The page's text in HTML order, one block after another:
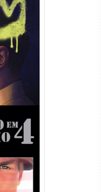
WEB-
Áudio
Julho
DL 1080p